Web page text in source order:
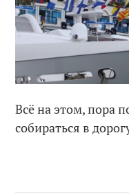
Всё на этом, пора
собираться в